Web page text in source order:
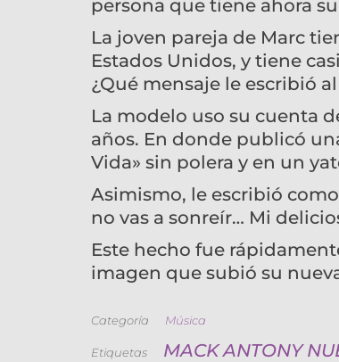
persona que tiene ahora
La joven pareja de Marc
Estados Unidos, y tiene
¿Qué mensaje le escribió al
La modelo uso su cuenta
años. En donde publicó
Vida» sin polera y en un
Asimismo, le escribió
no vas a sonreír… Mi
Este hecho fue
imagen que subió su
Categoría Música
Etiquetas MACK ANTONY